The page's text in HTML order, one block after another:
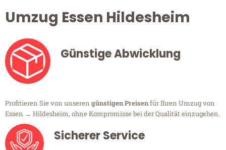
Umzug Essen Hildesheim
Günstige Abwicklung
Profitieren Sie von unseren günstigen Preisenfür Ihren Umzug von
Essen → Hildesheim, ohne Kompromisse bei der Qualität einzugehen.
Sicherer Service